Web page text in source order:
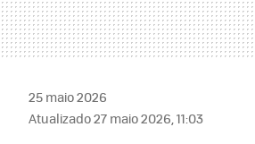
25 maio 2026
Atualizado 27 maio 2026, 11:03